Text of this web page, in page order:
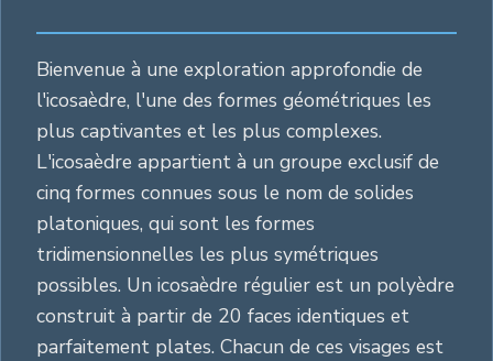
Bienvenue à une exploration approfondie de
l'icosaèdre, l'une des formes géométriques les
plus captivantes et les plus complexes.
L'icosaèdre appartient à un groupe exclusif de
cinq formes connues sous le nom de solides
platoniques, qui sont les formes
tridimensionnelles les plus symétriques
possibles. Un icosaèdre régulier est un polyèdre
construit à partir de 20 faces identiques et
parfaitement plates. Chacun de ces visages est